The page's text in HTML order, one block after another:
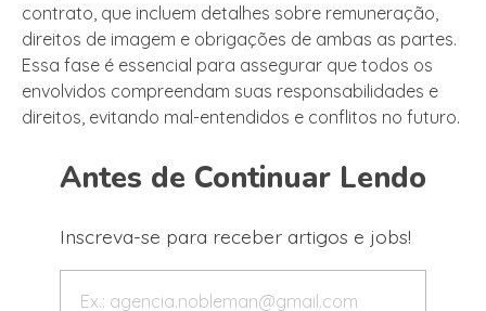
contrato, que incluem detalhes sobre remuneração,
direitos de imagem e obrigações de ambas as partes.
Essa fase é essencial para assegurar que todos os
envolvidos compreendam suas responsabilidades e
direitos, evitando mal-entendidos e conflitos no futuro.
Antes de Continuar Lendo
Inscreva-se para receber artigos e jobs!